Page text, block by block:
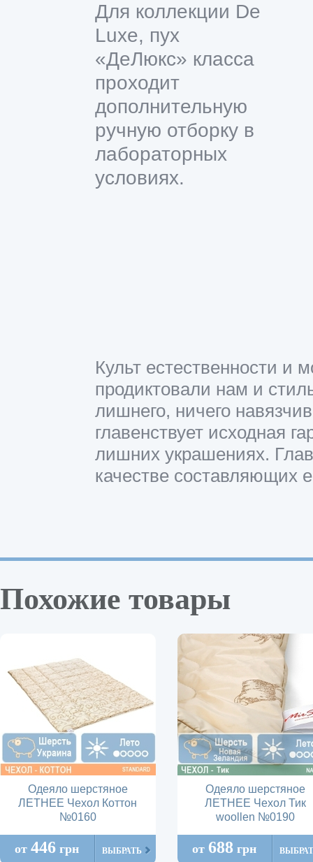
Для коллекции De
Luxe, пух
«ДеЛюкс» класса
проходит
дополнительную
ручную отборку в
лабораторных
условиях.
Культ естественности и
продиктовали нам и
лишнего, ничего
главенствует исходная
лишних украшениях.
качестве составляющих
Похожие товары
Одеяло шерстяное
ЛЕТНЕЕ Чехол Коттон
№0160
от446 грн ВЫБРАТЬ
Одеяло шерстяное
ЛЕТНЕЕ Чехол Тик
woollen №0190
от 688 грн